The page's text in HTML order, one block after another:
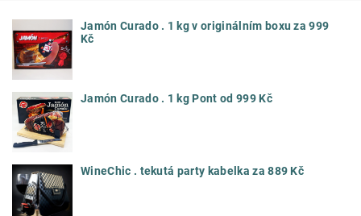
Jamón Curado . 1 kg v originálním boxu za 999
Kč
Jamón Curado . 1 kg Pont od 999 Kč
WineChic . tekutá party kabelka za 889 Kč